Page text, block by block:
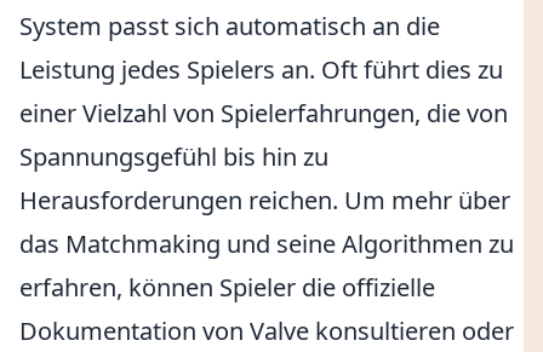
System passt sich automatisch an die
Leistung jedes Spielers an. Oft führt dies zu
einer Vielzahl von Spielerfahrungen, die von
Spannungsgefühl bis hin zu
Herausforderungen reichen. Um mehr über
das Matchmaking und seine Algorithmen zu
erfahren, können Spieler die offizielle
Dokumentation von Valve konsultieren oder